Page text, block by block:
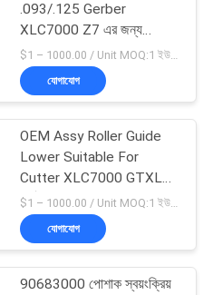
.093/.125 Gerber
XLC7000 Z7 এর জন্য
উপযুক্ত
$1 – 1000.00 / Unit MOQ:1 ইউনিট/ইউনিট অবহেলিত
যোগাযোগ
OEM Assy Roller Guide
Lower Suitable For
Cutter XLC7000 GTXL
পার্ট 94065000
যোগাযোগ
90683000 পোশাক স্বয়ংক্রিয়